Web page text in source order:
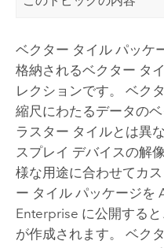
ベクター タイル パッケ
格納されるベクター タ
レクションです。 ベク
縮尺にわたるデータの
ラスター タイルとは異
スプレイ デバイスの解
様な用途に合わせてカ
ー タイル パッケージを
Enterprise に公開する
が作成されます。 ベク